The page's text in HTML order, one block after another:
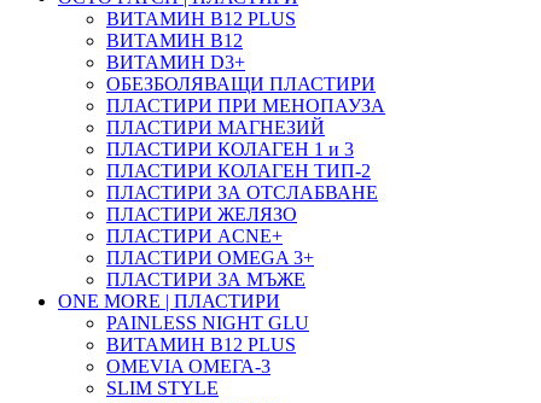
ВИТАМИН B12 PLUS
ВИТАМИН B12
ВИТАМИН D3+
ОБЕЗБОЛЯВАЩИ ПЛАСТИРИ
ПЛАСТИРИ ПРИ МЕНОПАУЗА
ПЛАСТИРИ МАГНЕЗИЙ
ПЛАСТИРИ КОЛАГЕН 1 и 3
ПЛАСТИРИ КОЛАГЕН ТИП-2
ПЛАСТИРИ ЗА ОТСЛАБВАНЕ
ПЛАСТИРИ ЖЕЛЯЗО
ПЛАСТИРИ ACNE+
ПЛАСТИРИ OMEGA 3+
ПЛАСТИРИ ЗА МЪЖЕ
ONE MORE | ПЛАСТИРИ
PAINLESS NIGHT GLU
ВИТАМИН B12 PLUS
ОMEVIA ОМЕГА-3
SLIM STYLE